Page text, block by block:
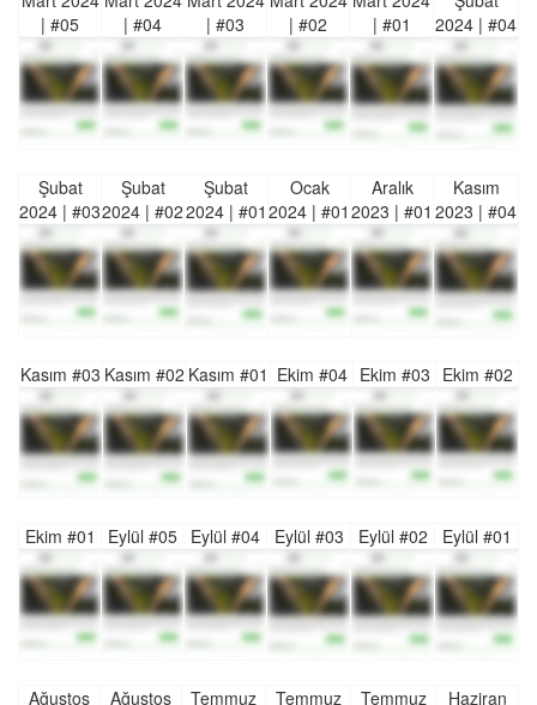
| #05
| #04
| #03
| #02
| #01
2024 | #04
Şubat
2024 | #03
Şubat
2024 | #02
Şubat
2024 | #01
Ocak
2024 | #01
Aralık
2023 | #01
Kasım
2023 | #04
Kasım #03 Kasım #02 Kasım #01 Ekim #04 Ekim #03 Ekim #02
Ekim #01 Eylül #05 Eylül #04 Eylül #03 Eylül #02 Eylül #01
Ağustos
Ağustos
Temmuz
Temmuz
Temmuz
Haziran